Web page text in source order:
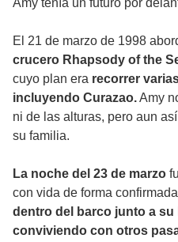
Amy tenía un futuro por
El 21 de marzo de 1998
crucero Rhapsody of the
cuyo plan era recorrer
incluyendo Curazao.Amy
ni de las alturas, pero aun
su familia.
La noche del 23 de marzo
con vida de forma
dentro del barco junto a
conviviendo con otros